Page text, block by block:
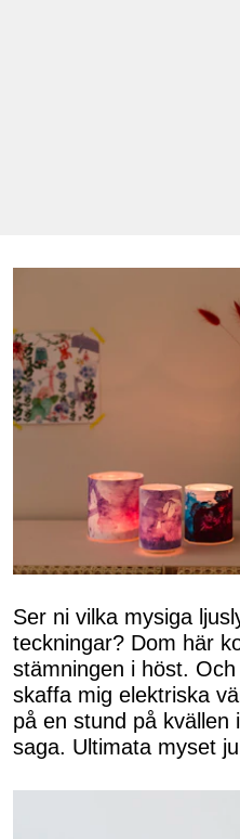
Ser ni vilka mysiga
teckningar? Dom här
stämningen i höst.
skaffa mig elektriska
på en stund på kvällen
saga. Ultimata myset